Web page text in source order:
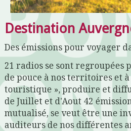
Destination
Des émissions pour voyager
21 radios se sont regroupées
de pouce à nos territoires et
touristique », produire et
de Juillet et d'Aout 42
mutualisé, se veut être une
auditeurs de nos différentes